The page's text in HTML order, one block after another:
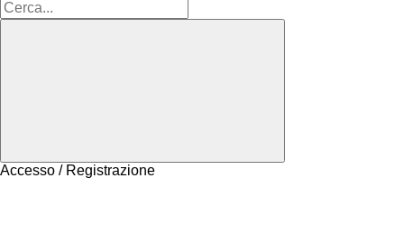
Accesso / Registrazione